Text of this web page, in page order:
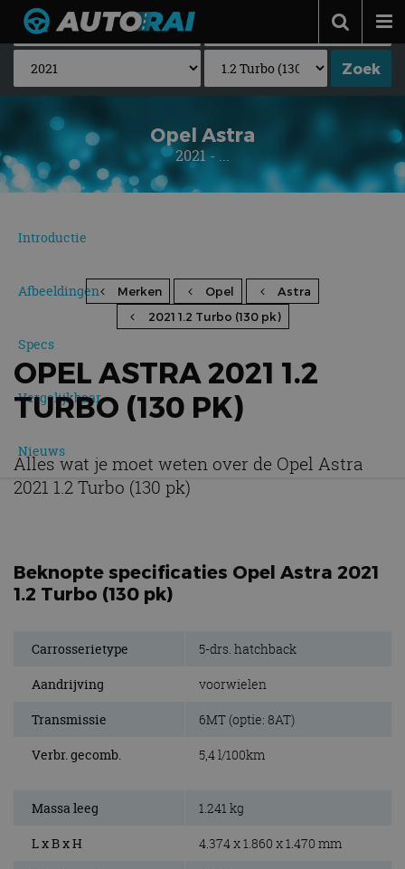
Autonieuws
Podcast
Autotests
Automerken
Adverteren
Contact
Opel Astra
2021 - ...
Introductie
Afbeeldingen
Specs
Vergelijkbaar
Nieuws
Merken Opel
Astra
2021 1.2 Turbo (130 pk)
OPEL ASTRA 2021 1.2
TURBO (130 PK)
Alles wat je moet weten over de Opel Astra
2021 1.2 Turbo (130 pk)
Beknopte specificaties Opel Astra 2021
1.2 Turbo (130 pk)
Carrosserietype 5-drs. hatchback
Aandrijving voorwielen
Transmissie 6MT (optie: 8AT)
Verbr. gecomb. 5,4 l/100km
Massa leeg 1.241 kg
L x B x H 4.374 x 1.860 x 1.470 mm